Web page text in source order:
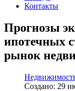
Контакты
Прогнозы
ипотечных
рынок
Создано: 29